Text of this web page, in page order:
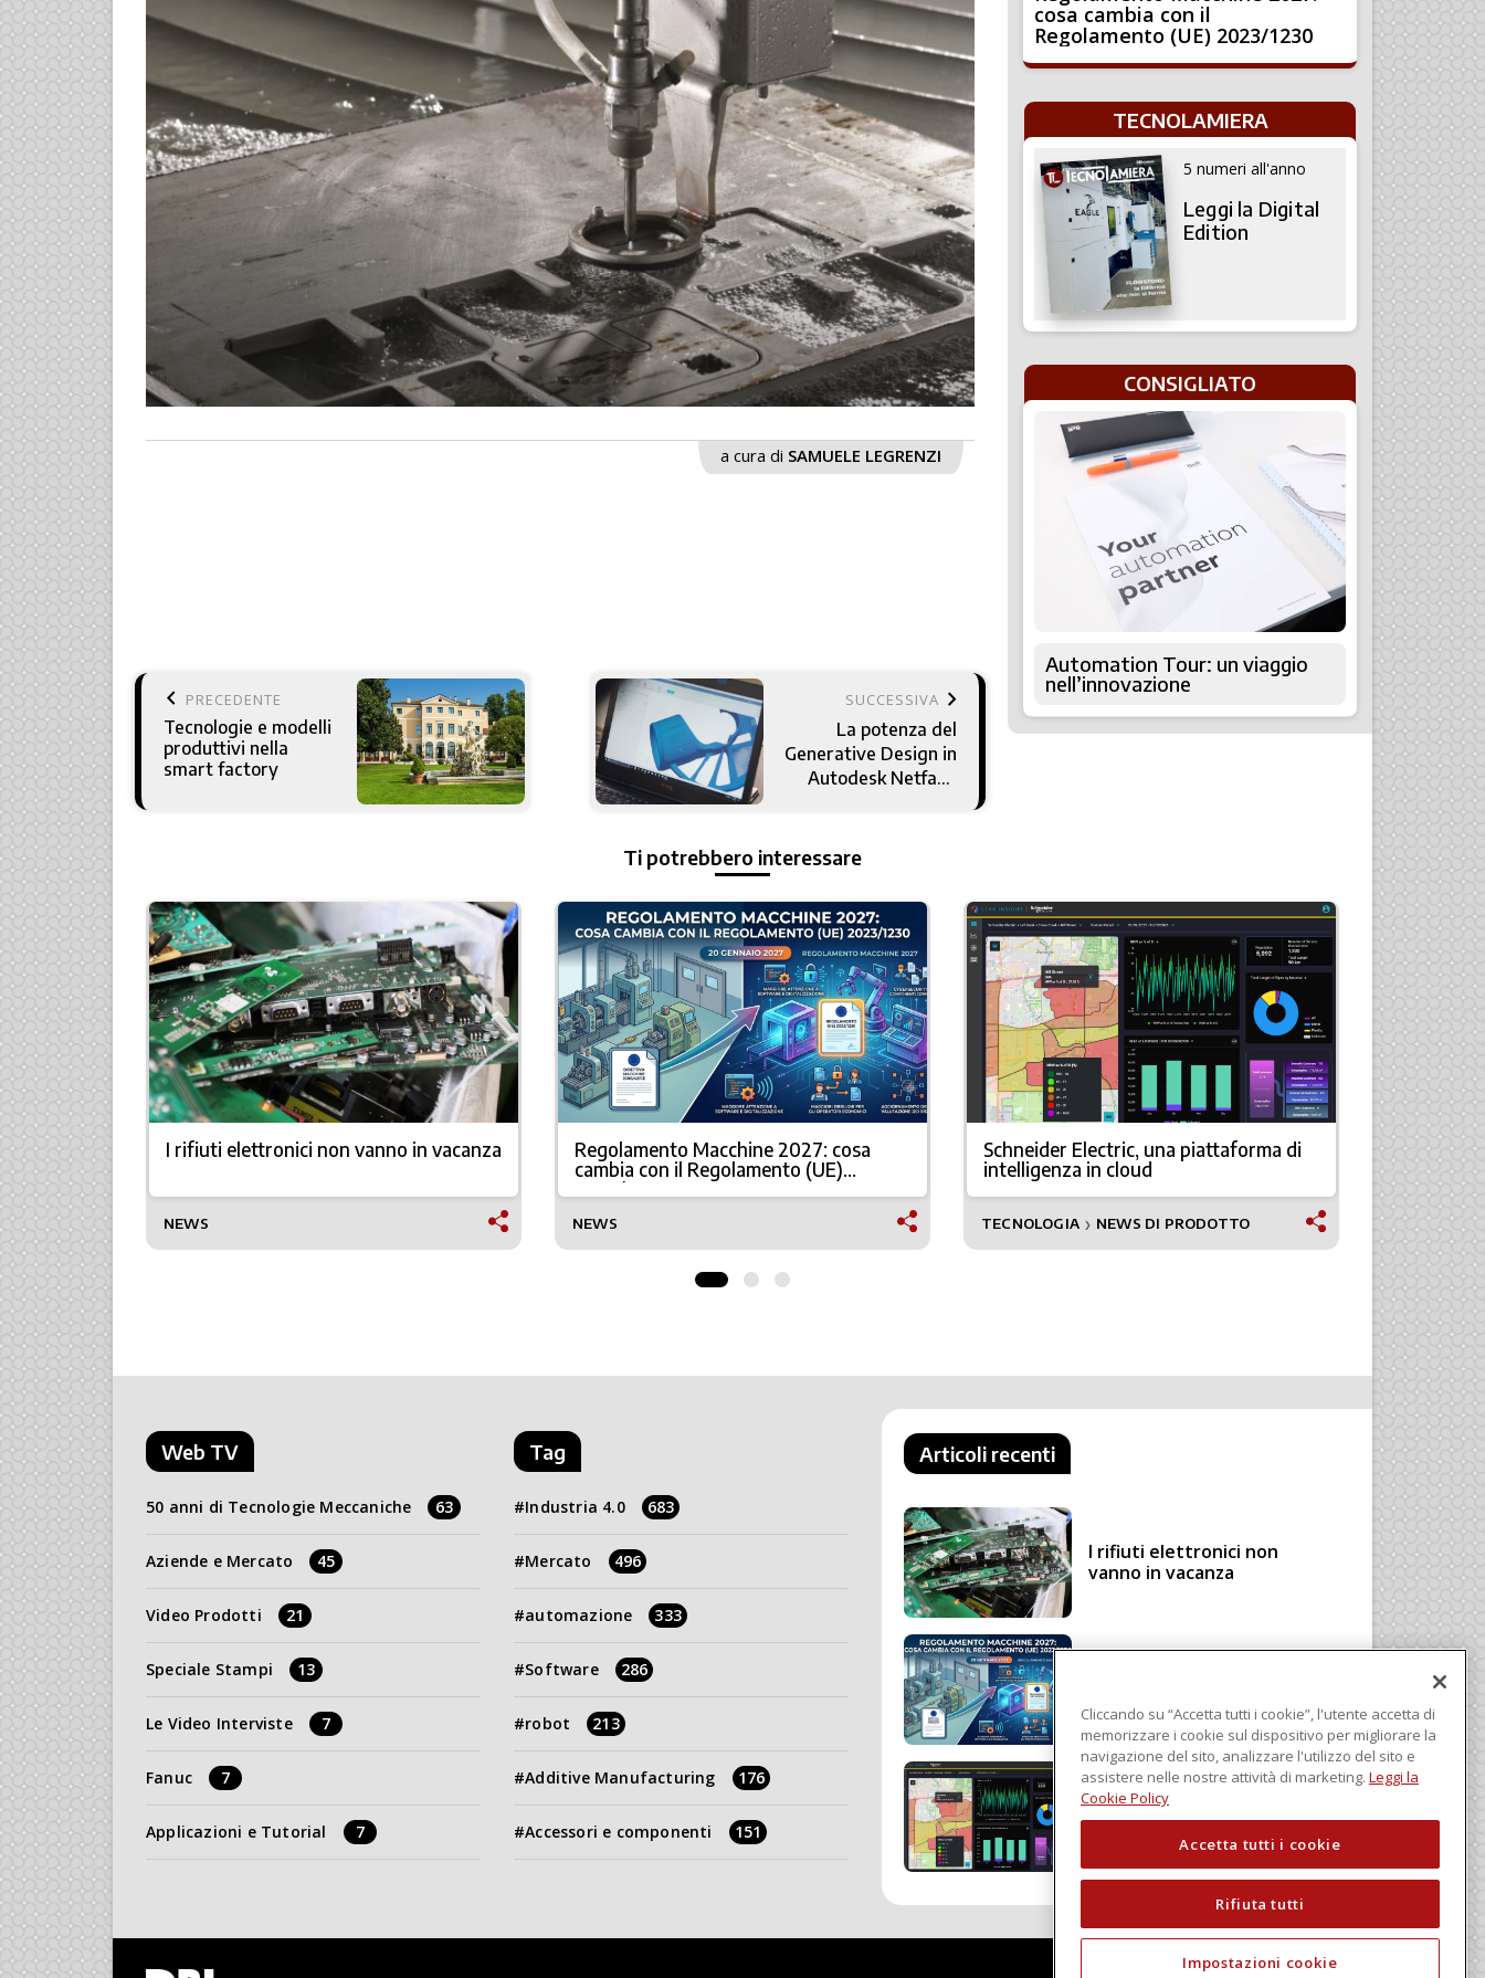
a cura di SAMUELE LEGRENZI
keyboard_arrow_left PRECEDENTE
Tecnologie e modelli
produttivi nella
smart factory
SUCCESSIVA keyboard_arrow_right
La potenza del
Generative Design in
Autodesk Netfabb
cosa cambia con il
Regolamento (UE) 2023/1230
TECNOLAMIERA
5 numeri all'anno
Leggi la Digital
Edition
CONSIGLIATO
Automation Tour: un viaggio
nell’innovazione
Ti potrebbero interessare
più I rifiuti elettronici non vanno in vacanza
NEWS
Regolamento Macchine 2027: cosa
cambia con il Regolamento (UE)
2023/1230
NEWS
Schneider Electric, una piattaforma di
intelligenza in cloud
TECNOLOGIA ❯ NEWS DI PRODOTTO
il nuovo
NEWS
Web TV
50 anni di Tecnologie Meccaniche 63
Aziende e Mercato 45
Video Prodotti 21
Speciale Stampi 13
Le Video Interviste 7
Fanuc 7
Applicazioni e Tutorial 7
Tag
Industria 4.0 683
Mercato 496
automazione 333
Software 286
robot 213
Additive Manufacturing 176
Accessori e componenti 151
Articoli recenti
I rifiuti elettronici non
vanno in vacanza
Regolamento Macchine
2023/1230
Schneider Electric, una
piattaforma di intelligenza
Cliccando su “Accetta tutti i cookie”, l'utente accetta di
memorizzare i cookie sul dispositivo per migliorare la
navigazione del sito, analizzare l'utilizzo del sito e
assistere nelle nostre attività di marketing. Leggi la
Cookie Policy
Accetta tutti i cookie
Rifiuta tutti
Impostazioni cookie